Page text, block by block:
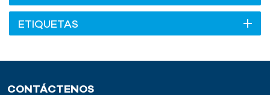
ETIQUETAS
CONTÁCTENOS